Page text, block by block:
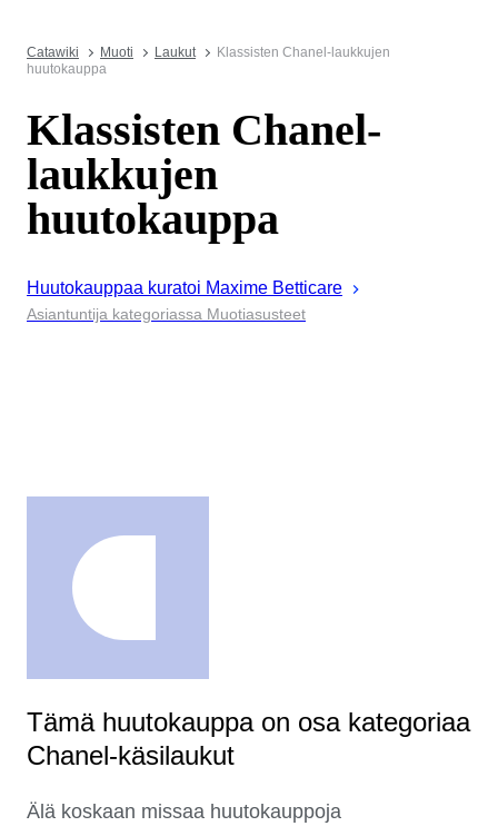
Catawiki Muoti Laukut
Klassisten Chanel-laukkujen
huutokauppa
Klassisten Chanel-
laukkujen
huutokauppa
Huutokauppaa kuratoi Maxime Betticare
Asiantuntija kategoriassa Muotiasusteet
Tämä huutokauppa on osa kategoriaa
Chanel-käsilaukut
Älä koskaan missaa huutokauppoja